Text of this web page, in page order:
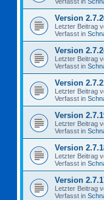
Version
Letzter Beitrag
Verfasst in
Version
Letzter Beitrag
Verfasst in
Version
Letzter Beitrag
Verfasst in
Version
Letzter Beitrag
Verfasst in
Version
Letzter Beitrag
Verfasst in
Version
Letzter Beitrag
Verfasst in